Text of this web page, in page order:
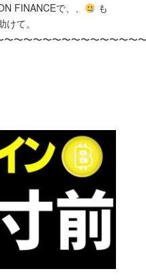
FINANCEで、、
も
て。
〜〜〜〜〜〜〜〜〜〜〜〜〜